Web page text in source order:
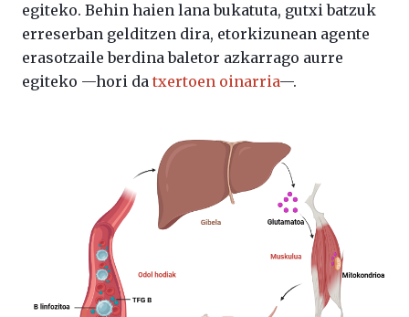
egiteko. Behin haien lana bukatuta, gutxi batzuk
erreserban gelditzen dira, etorkizunean agente
erasotzaile berdina baletor azkarrago aurre
egiteko —hori da txertoen oinarria—.